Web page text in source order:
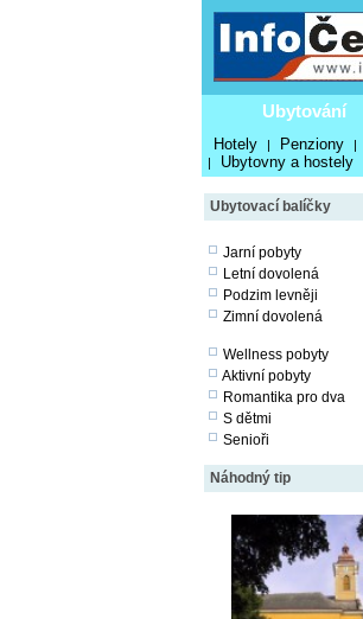
Ubytování
Hotely | Penziony |
| Ubytovny a hostely
Ubytovací balíčky
Jarní pobyty
Letní dovolená
Podzim levněji
Zimní dovolená
Wellness pobyty
Aktivní pobyty
Romantika pro dva
S dětmi
Senioři
Náhodný tip